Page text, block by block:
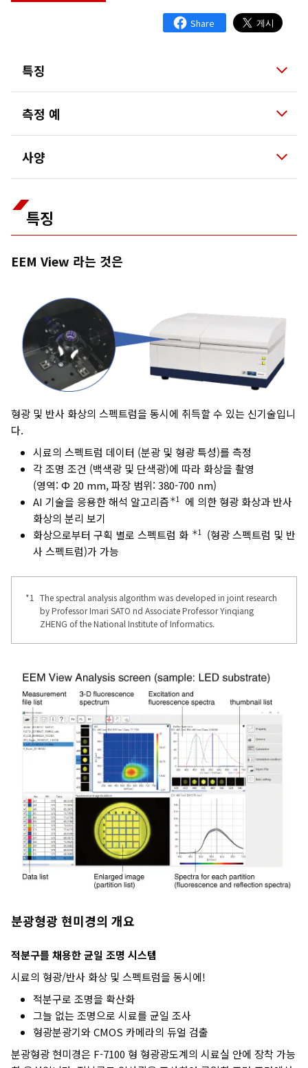
특징
측정 예
사양
특징
EEM View 라는 것은
형광 및 반사 화상의 스펙트럼을 동시에 취득할 수 있는 신기술입니
다.
시료의 스펙트럼 데이터 (분광 및 형광 특성)를 측정
각 조명 조건 (백색광 및 단색광)에 따라 화상을 촬영
(영역: Φ 20 mm, 파장 범위: 380-700 nm)
AI 기술을 응용한 해석 알고리즘 ＊1 에 의한 형광 화상과 반사
화상의 분리 보기
화상으로부터 구획 별로 스펙트럼 화 ＊1 (형광 스펙트럼 및 반
사 스펙트럼)가 가능
*1
The spectral analysis algorithm was developed in joint research
by Professor Imari SATO nd Associate Professor Yinqiang
ZHENG of the National Institute of Informatics.
분광형광 현미경의 개요
적분구를 채용한 균일 조명 시스템
시료의 형광/반사 화상 및 스펙트럼을 동시에!
적분구로 조명을 확산화
그늘 없는 조명으로 시료를 균일 조사
형광분광기와 CMOS 카메라의 듀얼 검출
분광형광 현미경은 F-7100 형 형광광도계의 시료실 안에 장착 가능